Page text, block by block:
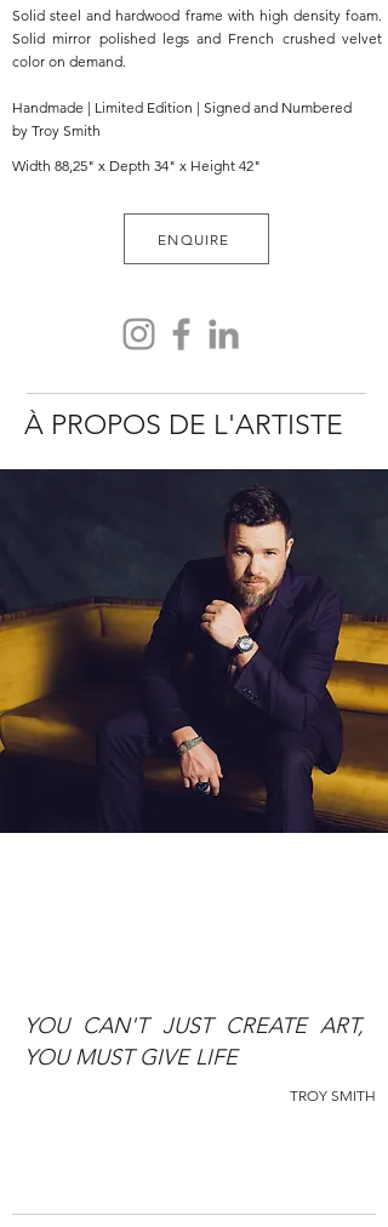
Solid steel and hardwood frame with high density foam.
Solid mirror polished legs and French crushed velvet
color on demand.
Handmade | Limited Edition | Signed and Numbered
by Troy Smith
Width 88,25" x Depth 34" x Height 42"
ENQUIRE
À PROPOS DE L'ARTISTE
YOU CAN'T JUST CREATE ART,
YOU MUST GIVE LIFE
TROY SMITH